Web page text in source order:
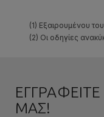
ΕΓΓΡΑΦΕΙΤΕ
ΜΑΣ!